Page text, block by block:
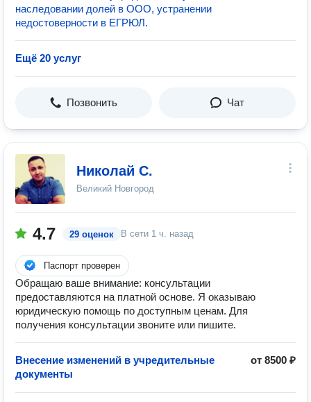
наследовании долей в ООО, устранении
недостоверности в ЕГРЮЛ.
Ещё 20 услуг
Позвонить Чат
Николай С.
Великий Новгород
4.7 29 оценок В сети 1 ч. назад
Паспорт проверен
Обращаю ваше внимание: консультации
предоставляются на платной основе. Я оказываю
юридическую помощь по доступным ценам. Для
получения консультации звоните или пишите.
Внесение изменений в учредительные
документы
от 8500 ₽